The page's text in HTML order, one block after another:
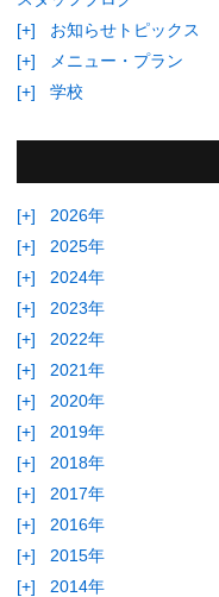
[+]
お知らせトピックス
[+]
メニュー・プラン
[+]
学校
[+]
2026年
[+]
2025年
[+]
2024年
[+]
2023年
[+]
2022年
[+]
2021年
[+]
2020年
[+]
2019年
[+]
2018年
[+]
2017年
[+]
2016年
[+]
2015年
[+]
2014年